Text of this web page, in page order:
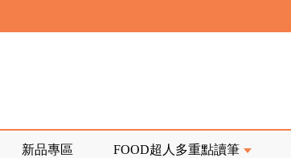
服 寄回發票需附上回郵郵票
』
」目前正興建中!
新品專區 FOOD超人多重點讀筆